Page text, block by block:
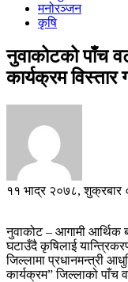
मनोरञ्जन
कृषि
नुवाकोटको पाँच
कार्यक्रम विस्तार
११ भाद्र २०७८, शुक्रबार
नुवाकोट – आगामी आर्थिक
घटाउँदै कृषिलाई यान्त्रिकरण
जिल्लामा प्रधानमन्त्री
कार्यक्रम” जिल्लाको पाँच